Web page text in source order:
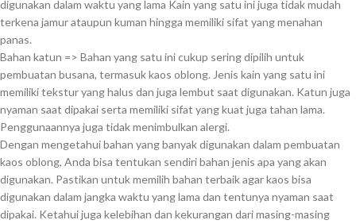
digunakan dalam waktu yang lama Kain yang satu ini juga tidak mudah
terkena jamur ataupun kuman hingga memiliki sifat yang menahan
panas.
Bahan katun => Bahan yang satu ini cukup sering dipilih untuk
pembuatan busana, termasuk kaos oblong. Jenis kain yang satu ini
memiliki tekstur yang halus dan juga lembut saat digunakan. Katun juga
nyaman saat dipakai serta memiliki sifat yang kuat juga tahan lama.
Penggunaannya juga tidak menimbulkan alergi.
Dengan mengetahui bahan yang banyak digunakan dalam pembuatan
kaos oblong, Anda bisa tentukan sendiri bahan jenis apa yang akan
digunakan. Pastikan untuk memilih bahan terbaik agar kaos bisa
digunakan dalam jangka waktu yang lama dan tentunya nyaman saat
dipakai. Ketahui juga kelebihan dan kekurangan dari masing-masing